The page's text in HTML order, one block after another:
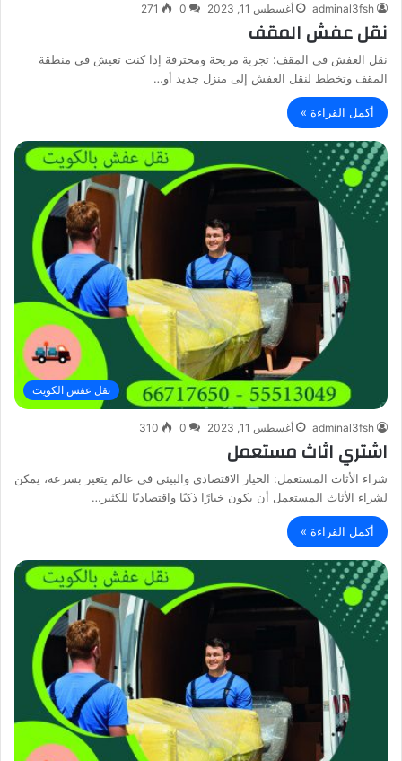
adminal3fsh أغسطس 11, 2023 0
271
نقل عفش المقف
نقل العفش في المقف: تجربة مريحة ومحترفة إذا كنت تعيش في منطقة
المقف وتخطط لنقل العفش إلى منزل جديد أو…
أكمل القراءة »
نقل عفش الكويت
adminal3fsh أغسطس 11, 2023 0
310
اشتري اثاث مستعمل
شراء الأثاث المستعمل: الخيار الاقتصادي والبيئي في عالم يتغير بسرعة، يمكن
لشراء الأثاث المستعمل أن يكون خيارًا ذكيًا واقتصاديًا للكثير…
أكمل القراءة »